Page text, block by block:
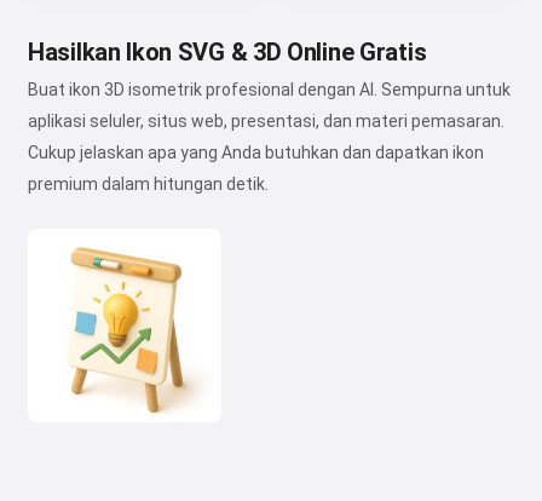
Hasilkan Ikon SVG & 3D Online Gratis
Buat ikon 3D isometrik profesional dengan AI. Sempurna untuk
aplikasi seluler, situs web, presentasi, dan materi pemasaran.
Cukup jelaskan apa yang Anda butuhkan dan dapatkan ikon
premium dalam hitungan detik.